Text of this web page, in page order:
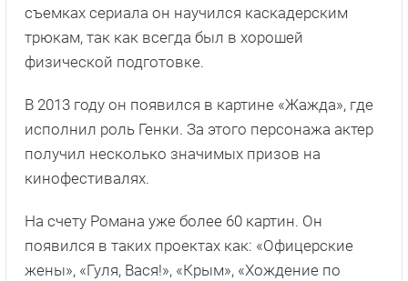
съемках сериала он научился каскадерским
трюкам, так как всегда был в хорошей
физической подготовке.
В 2013 году он появился в картине «Жажда», где
исполнил роль Генки. За этого персонажа актер
получил несколько значимых призов на
кинофестивалях.
На счету Романа уже более 60 картин. Он
появился в таких проектах как: «Офицерские
жены», «Гуля, Вася!», «Крым», «Хождение по